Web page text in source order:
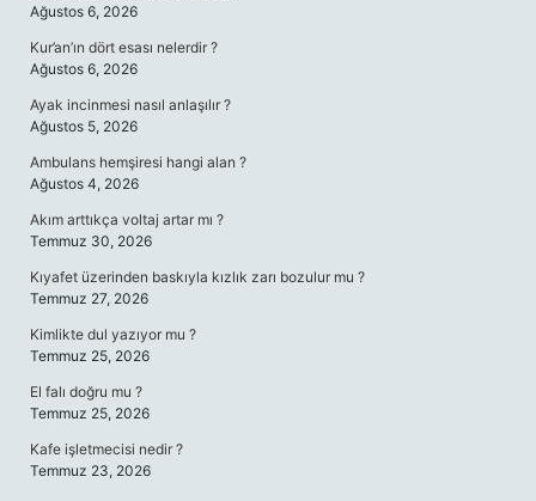
Ağustos 6, 2026
Kur’an’ın dört esası nelerdir ?
Ağustos 6, 2026
Ayak incinmesi nasıl anlaşılır ?
Ağustos 5, 2026
Ambulans hemşiresi hangi alan ?
Ağustos 4, 2026
Akım arttıkça voltaj artar mı ?
Temmuz 30, 2026
Kıyafet üzerinden baskıyla kızlık zarı bozulur mu ?
Temmuz 27, 2026
Kimlikte dul yazıyor mu ?
Temmuz 25, 2026
El falı doğru mu ?
Temmuz 25, 2026
Kafe işletmecisi nedir ?
Temmuz 23, 2026